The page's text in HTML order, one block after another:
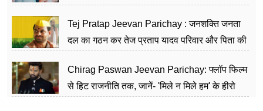
Tej Pratap Jeevan Parichay : जनशक्ति जनता
दल का गठन कर तेज प्रताप यादव परिवार और पिता की
Chirag Paswan Jeevan Parichay: फ्लॉप फिल्म
से हिट राजनीति तक, जानें- 'मिले न मिले हम' के हीरो